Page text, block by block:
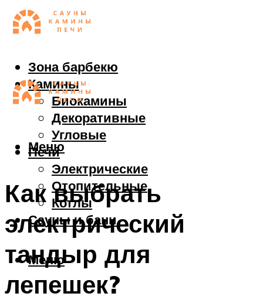
Зона барбекю
Камины
Биокамины
Декоративные
Угловые
Печи
Электрические
Отопительные
Котлы
Сауны и бани
Меню
Меню
Как выбрать
электрический
тандыр для
лепешек?